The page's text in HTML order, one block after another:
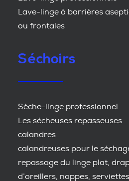
Lave-linge à barrières
ou frontales
Séchoirs
Sèche-linge professionnel
Les sécheuses repasseuses
calandres
calandreuses pour le
repassage du linge plat,
d’oreillers, nappes,